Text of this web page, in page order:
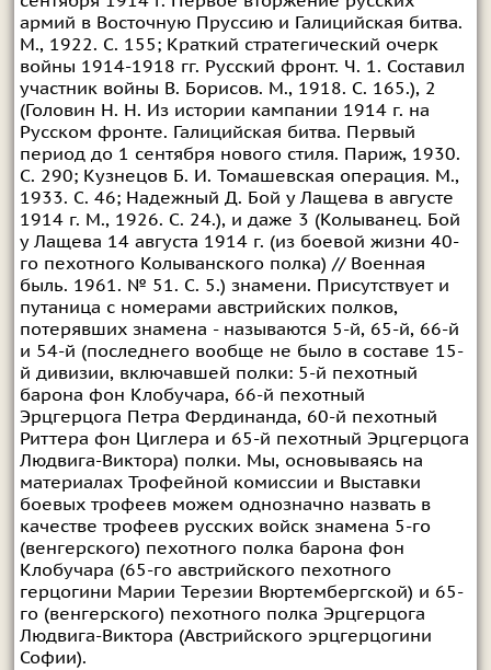
армий в Восточную Пруссию и Галицийская битва.
М., 1922. С. 155; Краткий стратегический очерк
войны 1914-1918 гг. Русский фронт. Ч. 1. Составил
участник войны В. Борисов. М., 1918. С. 165.), 2
(Головин Н. Н. Из истории кампании 1914 г. на
Русском фронте. Галицийская битва. Первый
период до 1 сентября нового стиля. Париж, 1930.
С. 290; Кузнецов Б. И. Томашевская операция. М.,
1933. С. 46; Надежный Д. Бой у Лащева в августе
1914 г. М., 1926. С. 24.), и даже 3 (Колыванец. Бой
у Лащева 14 августа 1914 г. (из боевой жизни 40-
го пехотного Колыванского полка) // Военная
быль. 1961. № 51. С. 5.) знамени. Присутствует и
путаница с номерами австрийских полков,
потерявших знамена - называются 5-й, 65-й, 66-й
и 54-й (последнего вообще не было в составе 15-
й дивизии, включавшей полки: 5-й пехотный
барона фон Клобучара, 66-й пехотный
Эрцгерцога Петра Фердинанда, 60-й пехотный
Риттера фон Циглера и 65-й пехотный Эрцгерцога
Людвига-Виктора) полки. Мы, основываясь на
материалах Трофейной комиссии и Выставки
боевых трофеев можем однозначно назвать в
качестве трофеев русских войск знамена 5-го
(венгерского) пехотного полка барона фон
Клобучара (65-го австрийского пехотного
герцогини Марии Терезии Вюртембергской) и 65-
го (венгерского) пехотного полка Эрцгерцога
Людвига-Виктора (Австрийского эрцгерцогини
Софии).